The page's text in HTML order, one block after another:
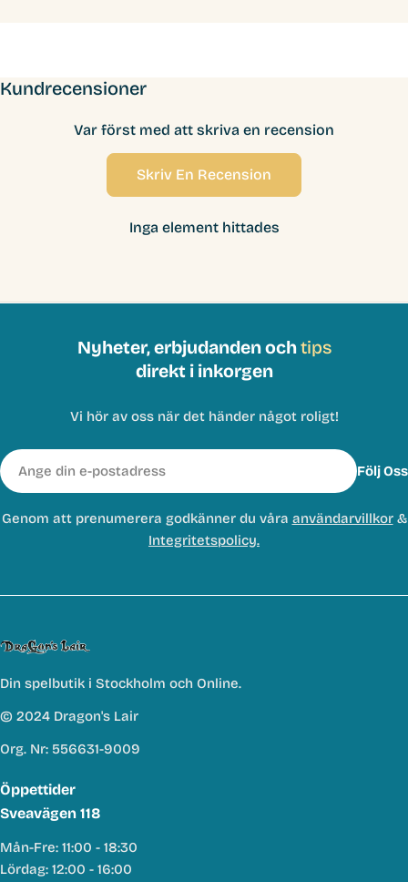
Kundrecensioner
Var först med att skriva en recension
Skriv En Recension
Inga element hittades
Nyheter, erbjudanden ochtips
direkt i inkorgen
Vi hör av oss när det händer något roligt!
E-
post
Följ Oss
Genom att prenumerera godkänner du våra användarvillkor&
Integritetspolicy.
Din spelbutik i Stockholm och Online.
© 2024 Dragon's Lair
Org. Nr: 556631-9009
Öppettider
Sveavägen 118
Mån-Fre: 11:00 - 18:30
Lördag: 12:00 - 16:00